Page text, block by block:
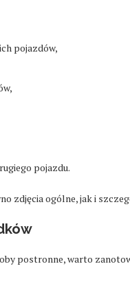
pojazdów,
pojazdu.
zdjęcia ogólne, jak i
postronne, warto